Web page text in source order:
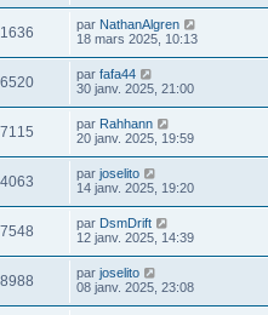
par NathanAlgren
18 mars 2025, 10:13
par fafa44
30 janv. 2025, 21:00
par Rahhann
20 janv. 2025, 19:59
par joselito
14 janv. 2025, 19:20
par DsmDrift
12 janv. 2025, 14:39
par joselito
08 janv. 2025, 23:08